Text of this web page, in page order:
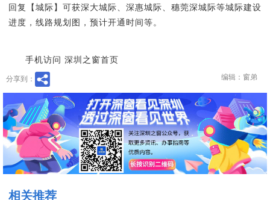
回复【城际】可获深大城际、深惠城际、穗莞深城际等城际建设
进度，线路规划图，预计开通时间等。
手机访问 深圳之窗首页
分享到： 编辑：窗弟
相关推荐